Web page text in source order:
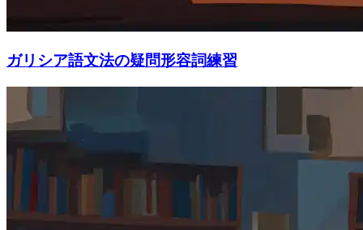
ガリシア語文法の疑問形容詞練習